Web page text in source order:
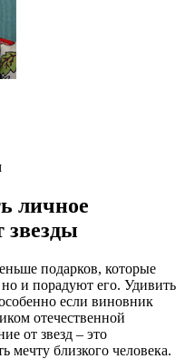
личное
звезды
подарков, которые
и порадуют его. Удивить
если виновник
отечественной
от звезд – это
мечту близкого человека.